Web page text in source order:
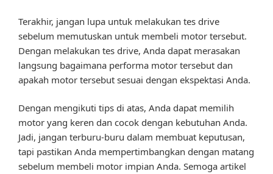
Terakhir, jangan lupa untuk melakukan tes drive
sebelum memutuskan untuk membeli motor tersebut.
Dengan melakukan tes drive, Anda dapat merasakan
langsung bagaimana performa motor tersebut dan
apakah motor tersebut sesuai dengan ekspektasi Anda.
Dengan mengikuti tips di atas, Anda dapat memilih
motor yang keren dan cocok dengan kebutuhan Anda.
Jadi, jangan terburu-buru dalam membuat keputusan,
tapi pastikan Anda mempertimbangkan dengan matang
sebelum membeli motor impian Anda. Semoga artikel